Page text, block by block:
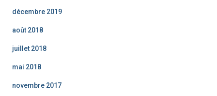
décembre 2019
août 2018
juillet 2018
mai 2018
novembre 2017